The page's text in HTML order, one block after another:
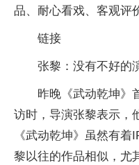
品、耐心看戏、客观评
链接
张黎：没有不好的
昨晚《武动乾坤》
访时，导演张黎表示，
《武动乾坤》虽然有
黎以往的作品相似，尤